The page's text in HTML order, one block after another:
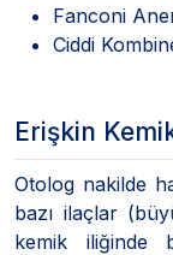
Fanconi
Ciddi
Erişkin
Otolog nakilde
bazı ilaçlar
kemik iliğinde